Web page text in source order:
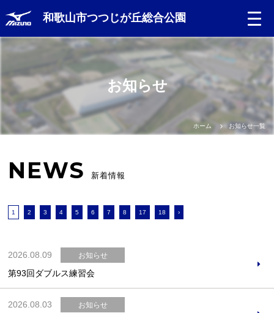
和歌山市つつじが丘総合公園
お知らせ
ホーム お知らせ一覧
NEWS 新着情報
1 2 3 4 5 6 7 8 17 18 ›
2026.08.09 お知らせ
第93回ダブルス練習会
2026.08.03 お知らせ